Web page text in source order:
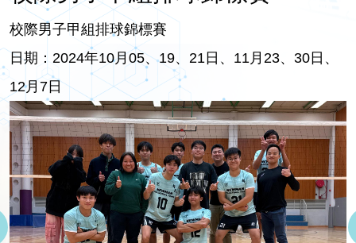
校際男子甲組排球錦標賽
日期：2024年10月05、19、21日、11月23、30日、
12月7日